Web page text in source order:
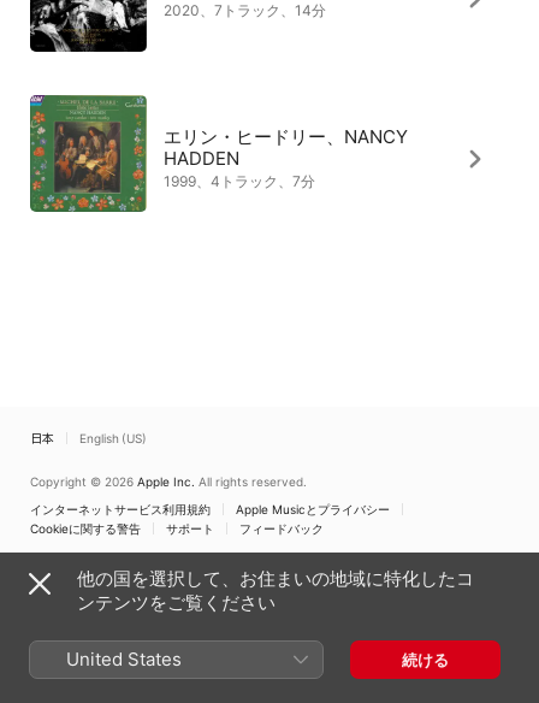
2020、7トラック、14分
エリン・ヒードリー、NANCY
HADDEN
1999、4トラック、7分
日本 English (US)
Copyright © 2026 Apple Inc. All rights reserved.
インターネットサービス利用規約
Apple Musicとプライバシー
Cookieに関する警告
サポート フィードバック
他の国を選択して、お住まいの地域に特化したコ
ンテンツをご覧ください
United States 続ける